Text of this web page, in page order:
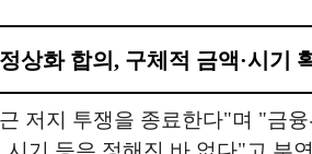
상화 합의, 구체적 금액·시기
저지 투쟁을 종료한다"며 "금